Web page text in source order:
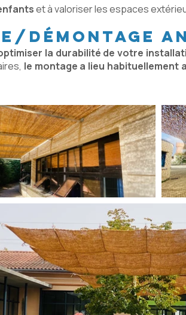
et à valoriser les espaces
démontage
la durabilité de votre
le montage a lieu habituellement